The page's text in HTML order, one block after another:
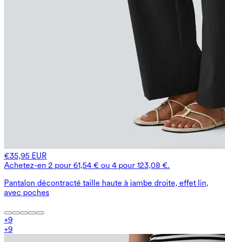
€35,95 EUR
Achetez-en 2 pour 61,54 € ou 4 pour 123,08 €.
Pantalon décontracté taille haute à jambe droite, effet lin,
avec poches
+9
+9